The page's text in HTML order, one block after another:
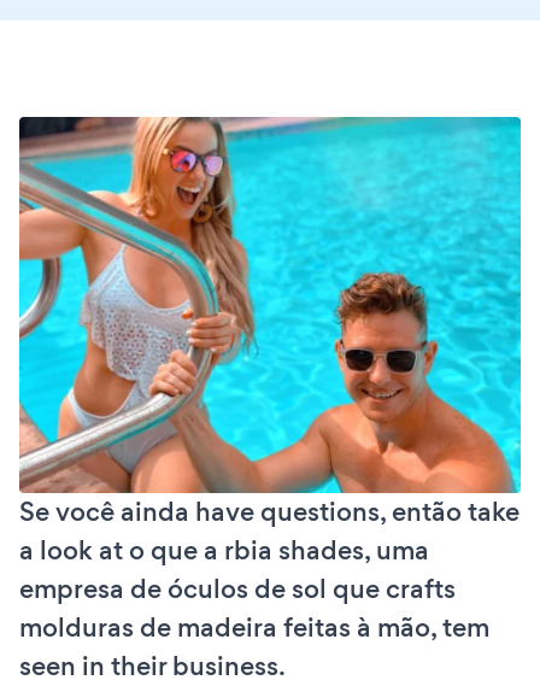
Se você ainda have questions, então take
a look at o que a rbia shades, uma
empresa de óculos de sol que crafts
molduras de madeira feitas à mão, tem
seen in their business.